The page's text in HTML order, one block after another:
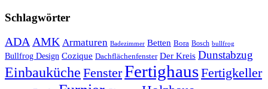
Schlagwörter
ADA AMK Armaturen Badezimmer Betten Bora Bosch bullfrog
Bullfrog Design Cozique Dachflächenfenster Der Kreis Dunstabzug
Einbauküche FensterFertighausFertigkeller